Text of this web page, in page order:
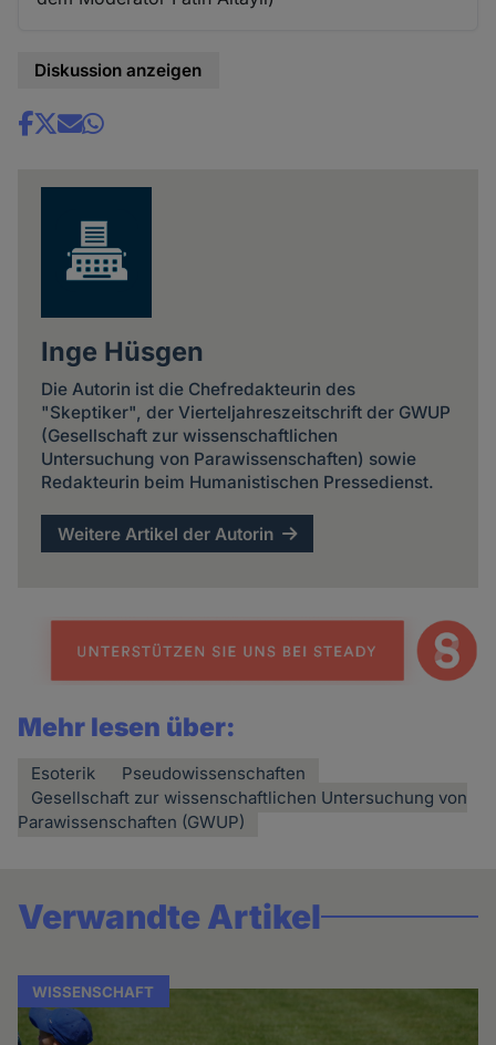
Diskussion anzeigen
Share
Inge Hüsgen
Die Autorin ist die Chefredakteurin des
"Skeptiker", der Vierteljahreszeitschrift der GWUP
(Gesellschaft zur wissenschaftlichen
Untersuchung von Parawissenschaften) sowie
Redakteurin beim Humanistischen Pressedienst.
Weitere Artikel der Autorin
Mehr lesen über:
Esoterik
Pseudowissenschaften
Gesellschaft zur wissenschaftlichen Untersuchung von
Parawissenschaften (GWUP)
Verwandte Artikel
WISSENSCHAFT